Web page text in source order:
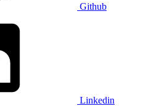
Github
Linkedin